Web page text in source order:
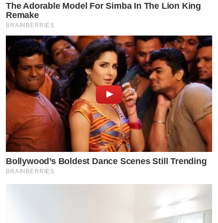
The Adorable Model For Simba In The Lion King
Remake
BRAINBERRIES
Bollywood’s Boldest Dance Scenes Still Trending
BRAINBERRIES